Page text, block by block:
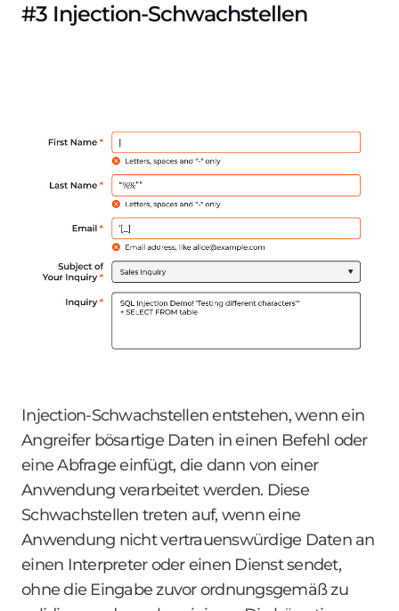
#3 Injection-Schwachstellen
Injection-Schwachstellen entstehen, wenn ein
Angreifer bösartige Daten in einen Befehl oder
eine Abfrage einfügt, die dann von einer
Anwendung verarbeitet werden. Diese
Schwachstellen treten auf, wenn eine
Anwendung nicht vertrauenswürdige Daten an
einen Interpreter oder einen Dienst sendet,
ohne die Eingabe zuvor ordnungsgemäß zu